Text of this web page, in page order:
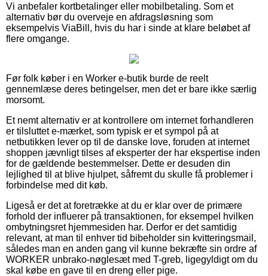
Vi anbefaler kortbetalinger eller mobilbetaling. Som et
alternativ bør du overveje en afdragsløsning som
eksempelvis ViaBill, hvis du har i sinde at klare beløbet af
flere omgange.
Før folk køber i en Worker e-butik burde de reelt
gennemlæse deres betingelser, men det er bare ikke særlig
morsomt.
Et nemt alternativ er at kontrollere om internet forhandleren
er tilsluttet e-mærket, som typisk er et sympol på at
netbutikken lever op til de danske love, foruden at internet
shoppen jævnligt tilses af eksperter der har ekspertise inden
for de gældende bestemmelser. Dette er desuden din
lejlighed til at blive hjulpet, såfremt du skulle få problemer i
forbindelse med dit køb.
Ligeså er det at foretrække at du er klar over de primære
forhold der influerer på transaktionen, for eksempel hvilken
ombytningsret hjemmesiden har. Derfor er det samtidig
relevant, at man til enhver tid bibeholder sin kvitteringsmail,
således man en anden gang vil kunne bekræfte sin ordre af
WORKER unbrako-nøglesæt med T-greb, ligegyldigt om du
skal købe en gave til en dreng eller pige.